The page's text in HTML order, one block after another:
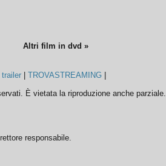
Altri film in dvd »
|trailer |TROVASTREAMING
È vietata la riproduzione anche parziale.
responsabile.